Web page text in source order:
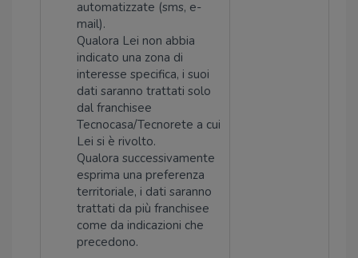
automatizzate (sms, e-
mail).
Qualora Lei non abbia
indicato una zona di
interesse specifica, i suoi
dati saranno trattati solo
dal franchisee
Tecnocasa/Tecnorete a cui
Lei si è rivolto.
Qualora successivamente
esprima una preferenza
territoriale, i dati saranno
trattati da più franchisee
come da indicazioni che
precedono.